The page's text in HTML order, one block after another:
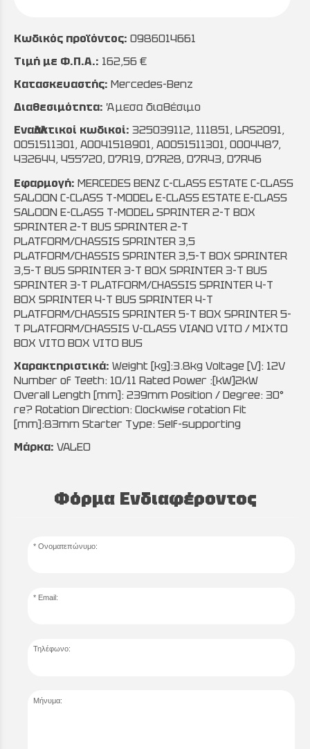
Κωδικός προϊόντος: 0986014661
Τιμή με Φ.Π.Α.: 162,56 €
Κατασκευαστής: Mercedes-Benz
Διαθεσιμότητα: Άμεσα διαθέσιμο
Εναλλακτικοί κωδικοί: 325039112, 111851, LRS2091,
0051511301, A0041518901, A0051511301, 0004487,
432644, 455720, D7R19, D7R28, D7R43, D7R46
Εφαρμογή: MERCEDES BENZ C-CLASS ESTATE C-CLASS
SALOON C-CLASS T-MODEL E-CLASS ESTATE E-CLASS
SALOON E-CLASS T-MODEL SPRINTER 2-T BOX
SPRINTER 2-T BUS SPRINTER 2-T
PLATFORM/CHASSIS SPRINTER 3,5
PLATFORM/CHASSIS SPRINTER 3,5-T BOX SPRINTER
3,5-T BUS SPRINTER 3-T BOX SPRINTER 3-T BUS
SPRINTER 3-T PLATFORM/CHASSIS SPRINTER 4-T
BOX SPRINTER 4-T BUS SPRINTER 4-T
PLATFORM/CHASSIS SPRINTER 5-T BOX SPRINTER 5-
T PLATFORM/CHASSIS V-CLASS VIANO VITO / MIXTO
BOX VITO BOX VITO BUS
Χαρακτηριστικά: Weight [kg]:3.8kg Voltage [V]: 12V
Number of Teeth: 10/11 Rated Power :[kW]2kW
Overall Length [mm]: 239mm Position / Degree: 30°
re? Rotation Direction: Clockwise rotation Fit
[mm]:83mm Starter Type: Self-supporting
Μάρκα: VALEO
Φόρμα Ενδιαφέροντος
Ονοματεπώνυμο:
Email:
Τηλέφωνο:
Μήνυμα: